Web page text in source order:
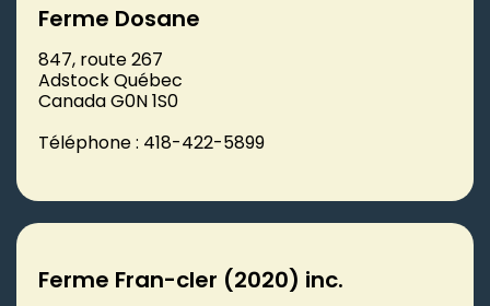
Ferme Dosane
847, route 267
Adstock Québec
Canada G0N 1S0
Téléphone : 418-422-5899
Ferme Fran-cler (2020) inc.